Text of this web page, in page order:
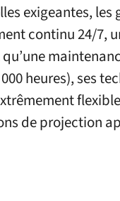
exigeantes, les
continu 24/7,
heures), ses
de projection